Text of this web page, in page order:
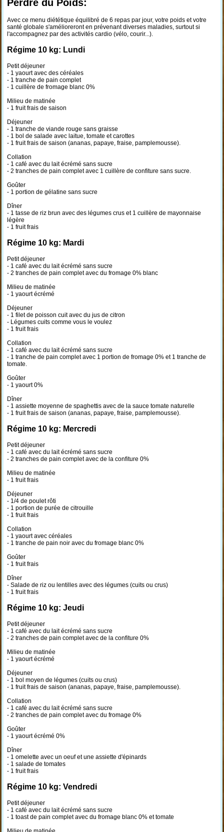
Perdre du Poids:
Avec ce menu diététique équilibré de 6 repas par jour, votre poids et votre
santé globale s'amélioreront en prévenant diverses maladies, surtout si
l'accompagnez par des activités cardio (vélo, courir...).
Régime 10 kg: Lundi
Petit déjeuner
- 1 yaourt avec des céréales
- 1 tranche de pain complet
- 1 cuillère de fromage blanc 0%
Milieu de matinée
- 1 fruit frais de saison
Déjeuner
- 1 tranche de viande rouge sans graisse
- 1 bol de salade avec laitue, tomate et carottes
- 1 fruit frais de saison (ananas, papaye, fraise, pamplemousse).
Collation
- 1 café avec du lait écrémé sans sucre
- 2 tranches de pain complet avec 1 cuillère de confiture sans sucre.
Goûter
- 1 portion de gélatine sans sucre
Dîner
- 1 tasse de riz brun avec des légumes crus et 1 cuillère de mayonnaise
légère
- 1 fruit frais
Régime 10 kg: Mardi
Petit déjeuner
- 1 café avec du lait écrémé sans sucre
- 2 tranches de pain complet avec du fromage 0% blanc
Milieu de matinée
- 1 yaourt écrémé
Déjeuner
- 1 filet de poisson cuit avec du jus de citron
- Légumes cuits comme vous le voulez
- 1 fruit frais
Collation
- 1 café avec du lait écrémé sans sucre
- 1 tranche de pain complet avec 1 portion de fromage 0% et 1 tranche de
tomate.
Goûter
- 1 yaourt 0%
Dîner
- 1 assiette moyenne de spaghettis avec de la sauce tomate naturelle
- 1 fruit frais de saison (ananas, papaye, fraise, pamplemousse).
Régime 10 kg: Mercredi
Petit déjeuner
- 1 café avec du lait écrémé sans sucre
- 2 tranches de pain complet avec de la confiture 0%
Milieu de matinée
- 1 fruit frais
Déjeuner
- 1/4 de poulet rôti
- 1 portion de purée de citrouille
- 1 fruit frais
Collation
- 1 yaourt avec céréales
- 1 tranche de pain noir avec du fromage blanc 0%
Goûter
- 1 fruit frais
Dîner
- Salade de riz ou lentilles avec des légumes (cuits ou crus)
- 1 fruit frais
Régime 10 kg: Jeudi
Petit déjeuner
- 1 café avec du lait écrémé sans sucre
- 2 tranches de pain complet avec de la confiture 0%
Milieu de matinée
- 1 yaourt écrémé
Déjeuner
- 1 bol moyen de légumes (cuits ou crus)
- 1 fruit frais de saison (ananas, papaye, fraise, pamplemousse).
Collation
- 1 café avec du lait écrémé sans sucre
- 2 tranches de pain complet avec du fromage 0%
Goûter
- 1 yaourt écrémé 0%
Dîner
- 1 omelette avec un oeuf et une assiette d'épinards
- 1 salade de tomates
- 1 fruit frais
Régime 10 kg: Vendredi
Petit déjeuner
- 1 café avec du lait écrémé sans sucre
- 1 toast de pain complet avec du fromage blanc 0% et tomate